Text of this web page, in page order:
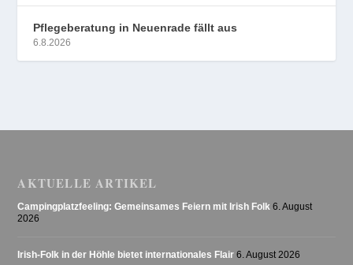
Pflegeberatung in Neuenrade fällt aus
6.8.2026
AKTUELLE ARTIKEL
Campingplatzfeeling: Gemeinsames Feiern mit Irish Folk 6. August
2026
Irish-Folk in der Höhle bietet internationales Flair 6. August 2026